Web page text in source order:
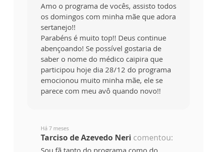
Amo o programa de vocês, assisto todos
os domingos com minha mãe que adora
sertanejo!!
Parabéns é muito top!! Deus continue
abençoando! Se possível gostaria de
saber o nome do médico caipira que
participou hoje dia 28/12 do programa
emocionou muito minha mãe, ele se
parece com meu avô quando novo!!
Há 7 meses
Tarciso de Azevedo Neri comentou:
Sou fã tanto do programa como do